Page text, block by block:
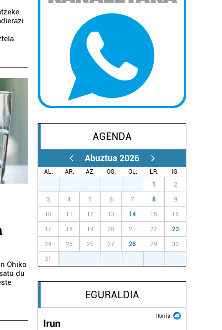
Ohiko
du
AGENDA
Abuztua 2026
AL. AR. AZ. OG. OL. LR.
IG.
1 2
3 4 5 6 7 8 9
10 11 12 13 14 15 16
17 18 19 20 21 22 23
24 25 26 27 28 29 30
31
EGURALDIA
Iturria:
Irun